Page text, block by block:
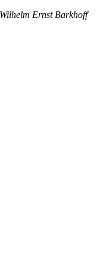
Wilhelm Ernst Barkhoff